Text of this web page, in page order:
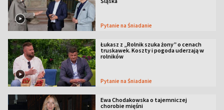
Pytanie na Śniadanie
Łukasz z „Rolnik szuka żony” o cenach
truskawek. Koszty i pogoda uderzają w
rolników
Pytanie na Śniadanie
Ewa Chodakowska o tajemniczej
chorobie mięśni